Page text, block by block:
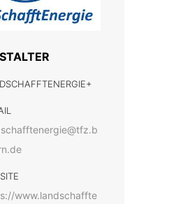
www.landschaffte